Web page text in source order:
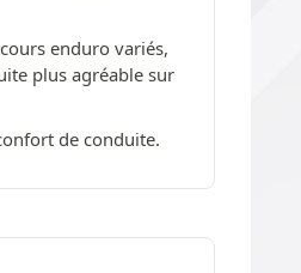
enduro variés,
plus agréable sur
de conduite.